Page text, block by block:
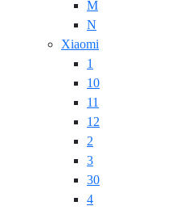
M
N
Xiaomi
1
10
11
12
2
3
30
4